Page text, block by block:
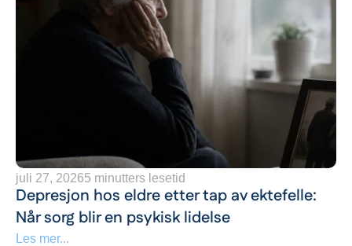
juli 27, 20265 minutters lesetid
Depresjon hos eldre etter tap av ektefelle:
Når sorg blir en psykisk lidelse
Les mer...